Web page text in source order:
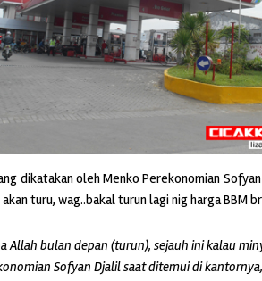
dikatakan oleh Menko Perekonomian
turu, wag..bakal turun lagi nig harga BBM
Allah bulan depan (turun), sejauh ini kalau
Sofyan Djalil saat ditemui di